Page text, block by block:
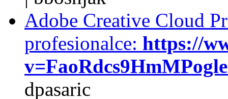
Adobe Creative Cloud
profesionalce: https://
dpasaric